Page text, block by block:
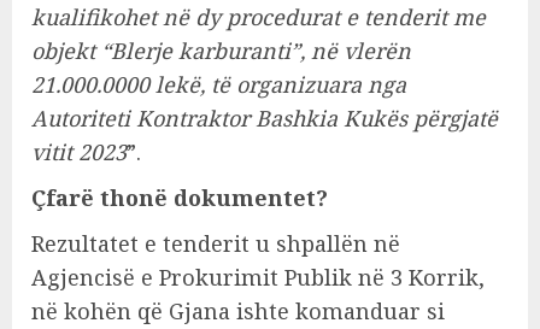
kualifikohet në dy procedurat e tenderit me
objekt “Blerje karburanti”, në vlerën
21.000.0000 lekë, të organizuara nga
Autoriteti Kontraktor Bashkia Kukës përgjatë
vitit 2023”.
Çfarë thonë dokumentet?
Rezultatet e tenderit u shpallën në
Agjencisë e Prokurimit Publik në 3 Korrik,
në kohën që Gjana ishte komanduar si